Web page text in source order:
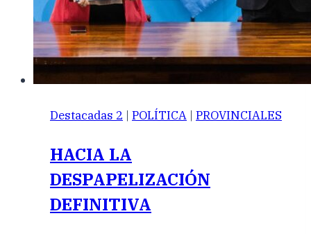
Destacadas 2 | POLÍTICA | PROVINCIALES
HACIA LA
DESPAPELIZACIÓN
DEFINITIVA